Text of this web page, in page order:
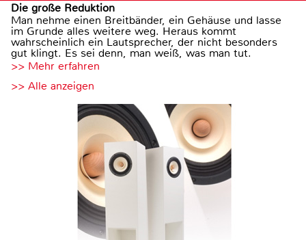
Die große Reduktion
Man nehme einen Breitbänder, ein Gehäuse und lasse
im Grunde alles weitere weg. Heraus kommt
wahrscheinlich ein Lautsprecher, der nicht besonders
gut klingt. Es sei denn, man weiß, was man tut.
>> Mehr erfahren
>> Alle anzeigen